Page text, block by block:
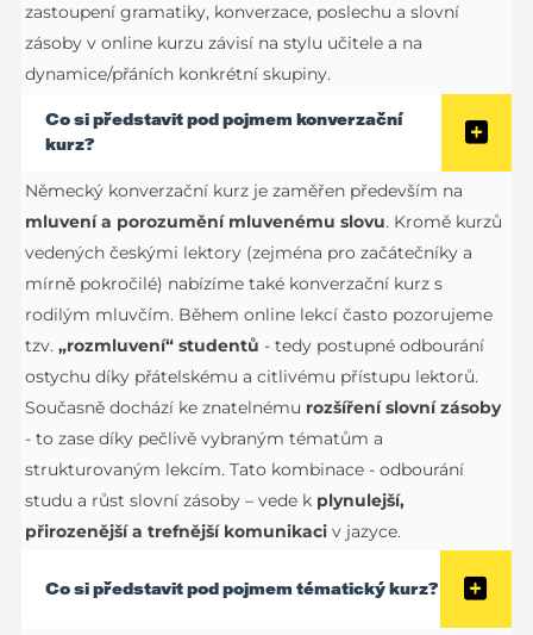
zastoupení gramatiky, konverzace, poslechu a slovní
zásoby v online kurzu závisí na stylu učitele a na
dynamice/přáních konkrétní skupiny.
Co si představit pod pojmem konverzační
kurz?
Německý konverzační kurz je zaměřen především na
mluvení a porozumění mluvenému slovu. Kromě kurzů
vedených českými lektory (zejména pro začátečníky a
mírně pokročilé) nabízíme také konverzační kurz s
rodilým mluvčím. Během online lekcí často pozorujeme
tzv.„rozmluvení“ studentů - tedy postupné odbourání
ostychu díky přátelskému a citlivému přístupu lektorů.
Současně dochází ke znatelnému rozšíření slovní zásoby
- to zase díky pečlivě vybraným tématům a
strukturovaným lekcím. Tato kombinace - odbourání
studu a růst slovní zásoby – vede k plynulejší,
přirozenější a trefnější komunikaci v jazyce.
Co si představit pod pojmem tématický kurz?